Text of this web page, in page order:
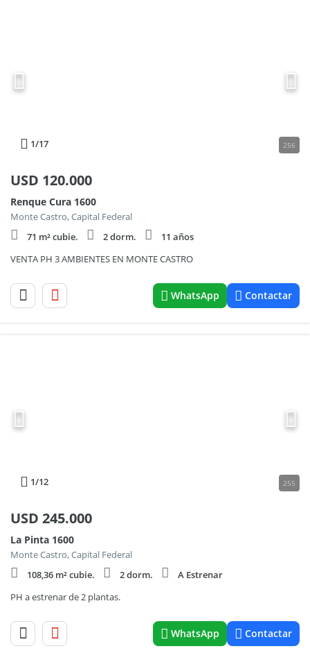
1/17 256
USD 120.000
Renque Cura 1600
Monte Castro, Capital Federal
71 m² cubie.
2 dorm.
11 años
VENTA PH 3 AMBIENTES EN MONTE CASTRO
WhatsApp Contactar
1/12 255
USD 245.000
La Pinta 1600
Monte Castro, Capital Federal
108,36 m² cubie.
2 dorm.
A Estrenar
PH a estrenar de 2 plantas.
WhatsApp Contactar